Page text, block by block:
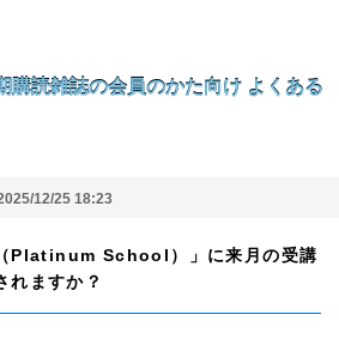
12/25 18:23
（Platinum School）」に来月の受講
れますか？